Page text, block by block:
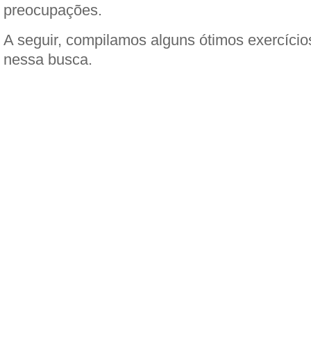
preocupações.
A seguir, compilamos alguns ótimos
nessa busca.